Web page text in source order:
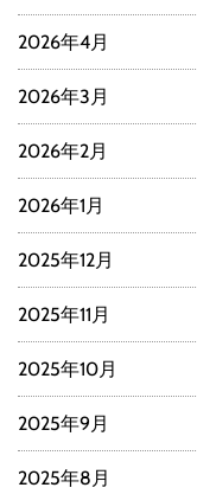
2026年4月
2026年3月
2026年2月
2026年1月
2025年12月
2025年11月
2025年10月
2025年9月
2025年8月